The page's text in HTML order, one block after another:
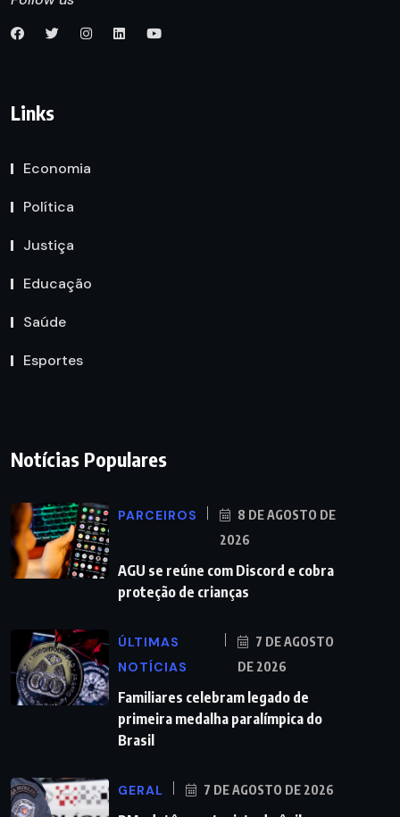
Links
Economia
Política
Justiça
Educação
Saúde
Esportes
Notícias Populares
PARCEIROS
8 DE AGOSTO DE
2026
AGU se reúne com Discord e cobra
proteção de crianças
ÚLTIMAS
NOTÍCIAS
7 DE AGOSTO
DE 2026
Familiares celebram legado de
primeira medalha paralímpica do
Brasil
GERAL 7 DE AGOSTO DE 2026